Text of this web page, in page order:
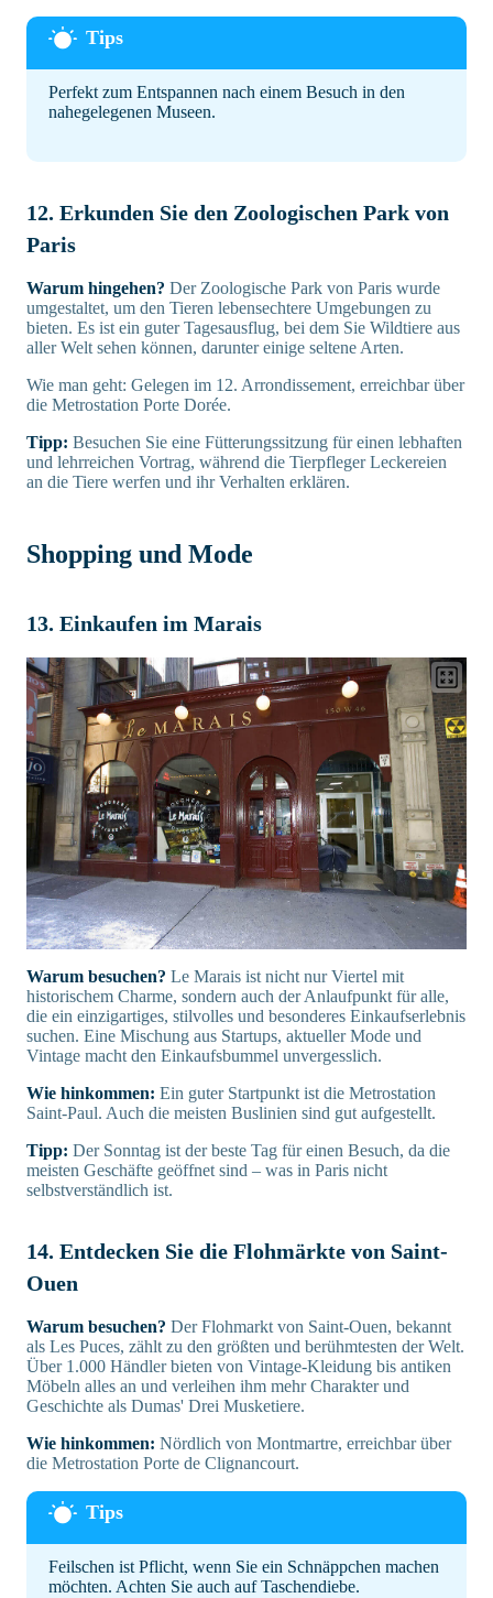
Perfekt zum Entspannen nach einem Besuch in den
nahegelegenen Museen.
12. Erkunden Sie den Zoologischen Park von
Paris
Warum hingehen? Der Zoologische Park von Paris wurde
umgestaltet, um den Tieren lebensechtere Umgebungen zu
bieten. Es ist ein guter Tagesausflug, bei dem Sie Wildtiere aus
aller Welt sehen können, darunter einige seltene Arten.
Wie man geht: Gelegen im 12. Arrondissement, erreichbar über
die Metrostation Porte Dorée.
Tipp: Besuchen Sie eine Fütterungssitzung für einen lebhaften
und lehrreichen Vortrag, während die Tierpfleger Leckereien
an die Tiere werfen und ihr Verhalten erklären.
Shopping und Mode
13. Einkaufen im Marais
Warum besuchen? Le Marais ist nicht nur Viertel mit
historischem Charme, sondern auch der Anlaufpunkt für alle,
die ein einzigartiges, stilvolles und besonderes Einkaufserlebnis
suchen. Eine Mischung aus Startups, aktueller Mode und
Vintage macht den Einkaufsbummel unvergesslich.
Wie hinkommen: Ein guter Startpunkt ist die Metrostation
Saint-Paul. Auch die meisten Buslinien sind gut aufgestellt.
Tipp: Der Sonntag ist der beste Tag für einen Besuch, da die
meisten Geschäfte geöffnet sind – was in Paris nicht
selbstverständlich ist.
14. Entdecken Sie die Flohmärkte von Saint-
Ouen
Warum besuchen? Der Flohmarkt von Saint-Ouen, bekannt
als Les Puces, zählt zu den größten und berühmtesten der Welt.
Über 1.000 Händler bieten von Vintage-Kleidung bis antiken
Möbeln alles an und verleihen ihm mehr Charakter und
Geschichte als Dumas' Drei Musketiere.
Wie hinkommen: Nördlich von Montmartre, erreichbar über
die Metrostation Porte de Clignancourt.
Feilschen ist Pflicht, wenn Sie ein Schnäppchen machen
möchten. Achten Sie auch auf Taschendiebe.